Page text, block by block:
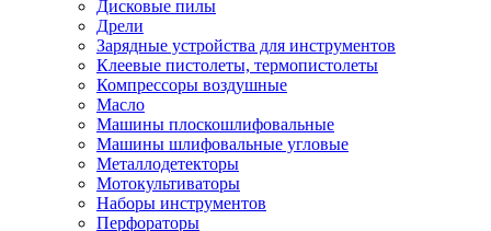
Дисковые пилы
Дрели
Зарядные устройства для инструментов
Клеевые пистолеты, термопистолеты
Компрессоры воздушные
Масло
Машины плоскошлифовальные
Машины шлифовальные угловые
Металлодетекторы
Мотокультиваторы
Наборы инструментов
Перфораторы